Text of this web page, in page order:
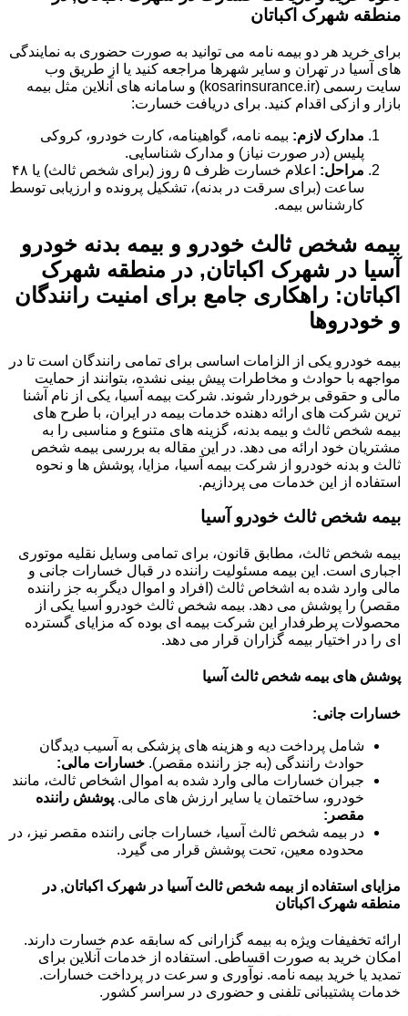
منطقه شهرک اکباتان
برای خرید هر دو بیمه نامه می توانید به صورت حضوری به نمایندگی
های آسیا در تهران و سایر شهرها مراجعه کنید یا از طریق وب
سایت رسمی (kosarinsurance.ir) و سامانه های آنلاین مثل بیمه
بازار و ازکی اقدام کنید. برای دریافت خسارت:
مدارک لازم: بیمه نامه، گواهینامه، کارت خودرو، کروکی
پلیس (در صورت نیاز) و مدارک شناسایی.
مراحل:
اعلام خسارت ظرف ۵ روز (برای شخص ثالث) یا ۴۸
ساعت (برای سرقت در بدنه)، تشکیل پرونده و ارزیابی توسط
کارشناس بیمه.
بیمه شخص ثالث خودرو و بیمه بدنه خودرو
آسیا در شهرک اکباتان, در منطقه شهرک
اکباتان: راهکاری جامع برای امنیت رانندگان
و خودروها
بیمه خودرو یکی از الزامات اساسی برای تمامی رانندگان است تا در
مواجهه با حوادث و مخاطرات پیش بینی نشده، بتوانند از حمایت
مالی و حقوقی برخوردار شوند. شرکت بیمه آسیا، یکی از نام آشنا
ترین شرکت های ارائه دهنده خدمات بیمه در ایران، با طرح های
بیمه شخص ثالث و بیمه بدنه، گزینه های متنوع و مناسبی را به
مشتریان خود ارائه می دهد. در این مقاله به بررسی بیمه شخص
ثالث و بدنه خودرو از شرکت بیمه آسیا، مزایا، پوشش ها و نحوه
استفاده از این خدمات می پردازیم.
بیمه شخص ثالث خودرو آسیا
بیمه شخص ثالث، مطابق قانون، برای تمامی وسایل نقلیه موتوری
اجباری است. این بیمه مسئولیت راننده در قبال خسارات جانی و
مالی وارد شده به اشخاص ثالث (افراد و اموال دیگر به جز راننده
مقصر) را پوشش می دهد. بیمه شخص ثالث خودرو آسیا یکی از
محصولات پرطرفدار این شرکت بیمه ای بوده که مزایای گسترده
ای را در اختیار بیمه گزاران قرار می دهد.
پوشش های بیمه شخص ثالث آسیا
خسارات جانی:
شامل پرداخت دیه و هزینه های پزشکی به آسیب دیدگان
حوادث رانندگی (به جز راننده مقصر). خسارات مالی:
جبران خسارات مالی وارد شده به اموال اشخاص ثالث، مانند
خودرو، ساختمان یا سایر ارزش های مالی. پوشش راننده
مقصر:
در بیمه شخص ثالث آسیا، خسارات جانی راننده مقصر نیز، در
محدوده معین، تحت پوشش قرار می گیرد.
مزایای استفاده از بیمه شخص ثالث آسیا در شهرک اکباتان, در
منطقه شهرک اکباتان
ارائه تخفیفات ویژه به بیمه گزارانی که سابقه عدم خسارت دارند.
امکان خرید به صورت اقساطی. استفاده از خدمات آنلاین برای
تمدید یا خرید بیمه نامه. نوآوری و سرعت در پرداخت خسارات.
خدمات پشتیبانی تلفنی و حضوری در سراسر کشور.